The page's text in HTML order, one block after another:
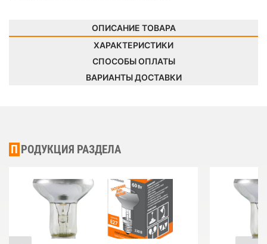
ОПИСАНИЕ ТОВАРА
ХАРАКТЕРИСТИКИ
СПОСОБЫ ОПЛАТЫ
ВАРИАНТЫ ДОСТАВКИ
ПРОДУКЦИЯ РАЗДЕЛА